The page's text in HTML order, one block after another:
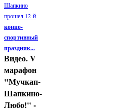
Шапкино
прошел 12-й
конно-
спортивный
праздник...
Видео. V
марафон
"Мучкап-
Шапкино-
Любо!" -